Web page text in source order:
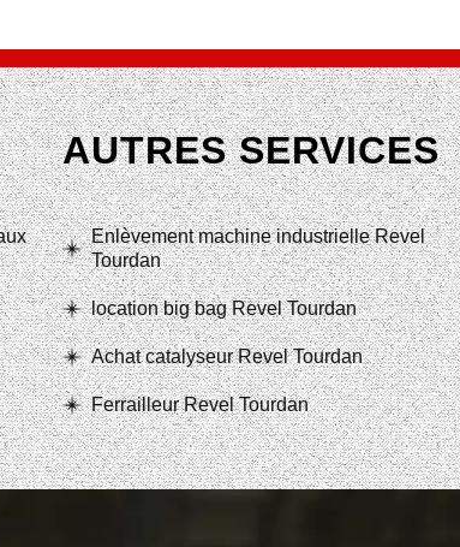
AUTRES SERVICES
Enlèvement machine industrielle Revel
Tourdan
location big bag Revel Tourdan
Achat catalyseur Revel Tourdan
Ferrailleur Revel Tourdan